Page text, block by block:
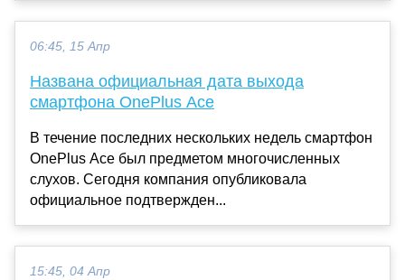
06:45, 15 Апр
Названа официальная дата выхода
смартфона OnePlus Ace
В течение последних нескольких недель смартфон
OnePlus Ace был предметом многочисленных
слухов. Сегодня компания опубликовала
официальное подтвержден...
15:45, 04 Апр